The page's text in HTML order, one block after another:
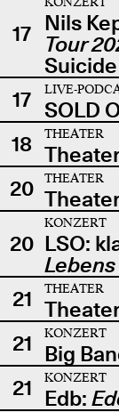
17 Nils
Tour
17
LIVE-
SOLD
18
THEATER
20
THEATER
20
KONZERT
LSO:
Lebens
21
THEATER
21
KONZERT
Big
21
KONZERT
Edb: